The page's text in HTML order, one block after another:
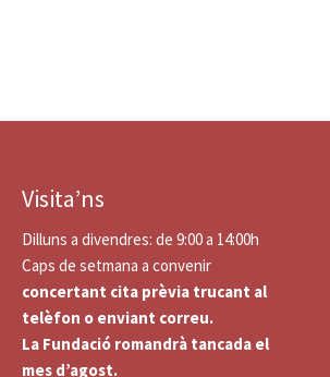
Visita’ns
Dilluns a divendres: de 9:00 a 14:00h
Caps de setmana a convenir
concertant cita prèvia trucant al
telèfon o enviant correu.
La Fundació romandrà tancada el
mes d’agost.